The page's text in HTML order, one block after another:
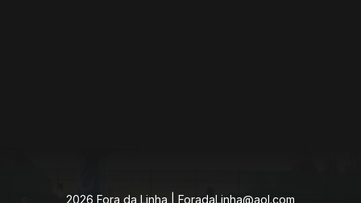
2026 Fora da Linha | ForadaLinha@aol.com